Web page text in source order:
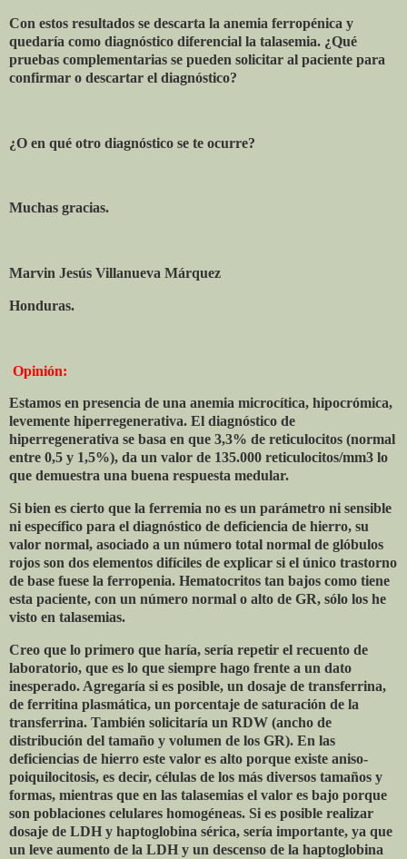
Con estos resultados se descarta la anemia ferropénica y
quedaría como diagnóstico diferencial la talasemia. ¿Qué
pruebas complementarias se pueden solicitar al paciente para
confirmar o descartar el diagnóstico?
¿O en qué otro diagnóstico se te ocurre?
Muchas gracias.
Marvin Jesús Villanueva Márquez
Honduras.
Opinión:
Estamos en presencia de una anemia microcítica, hipocrómica,
levemente hiperregenerativa. El diagnóstico de
hiperregenerativa se basa en que 3,3% de reticulocitos (normal
entre 0,5 y 1,5%), da un valor de 135.000 reticulocitos/mm3 lo
que demuestra una buena respuesta medular.
Si bien es cierto que la ferremia no es un parámetro ni sensible
ni específico para el diagnóstico de deficiencia de hierro, su
valor normal, asociado a un número total normal de glóbulos
rojos son dos elementos difíciles de explicar si el único trastorno
de base fuese la ferropenia. Hematocritos tan bajos como tiene
esta paciente, con un número normal o alto de GR, sólo los he
visto en talasemias.
Creo que lo primero que haría, sería repetir el recuento de
laboratorio, que es lo que siempre hago frente a un dato
inesperado. Agregaría si es posible, un dosaje de transferrina,
de ferritina plasmática, un porcentaje de saturación de la
transferrina. También solicitaría un RDW (ancho de
distribución del tamaño y volumen de los GR). En las
deficiencias de hierro este valor es alto porque existe aniso-
poiquilocitosis, es decir, células de los más diversos tamaños y
formas, mientras que en las talasemias el valor es bajo porque
son poblaciones celulares homogéneas. Si es posible realizar
dosaje de LDH y haptoglobina sérica, sería importante, ya que
un leve aumento de la LDH y un descenso de la haptoglobina